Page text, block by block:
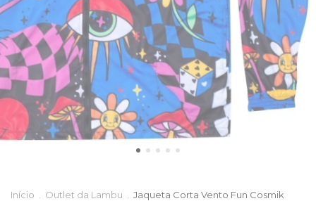
Início Outlet da Lambu Jaqueta Corta Vento Fun Cosmik